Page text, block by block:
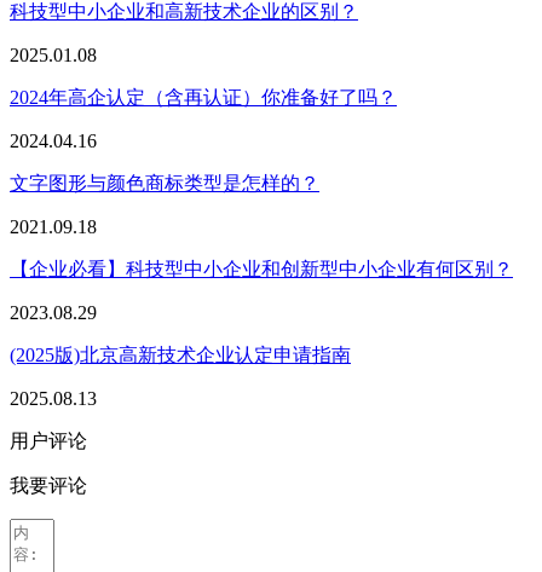
科技型中小企业和高新技术企业的区别？
2025.01.08
2024年高企认定（含再认证）你准备好了吗？
2024.04.16
文字图形与颜色商标类型是怎样的？
2021.09.18
【企业必看】科技型中小企业和创新型中小企业有何区别？
2023.08.29
(2025版)北京高新技术企业认定申请指南
2025.08.13
用户评论
我要评论